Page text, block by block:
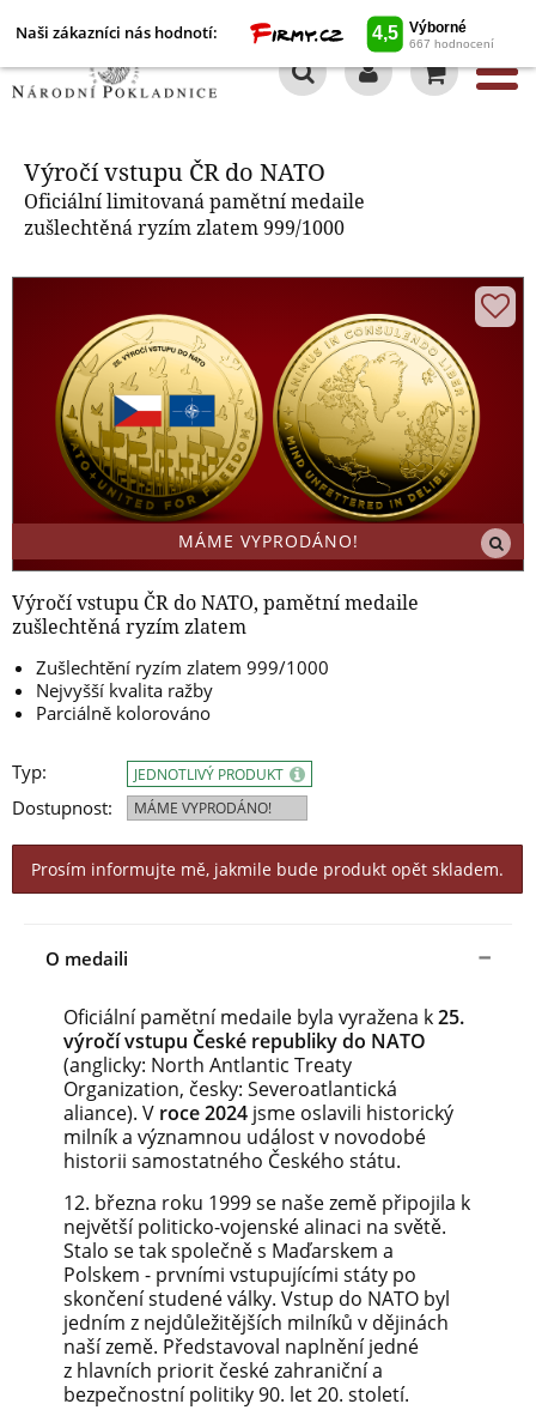
Naši zákazníci nás hodnotí:
Výročí vstupu ČR do NATO
Oficiální limitovaná pamětní medaile
zušlechtěná ryzím zlatem 999/1000
MÁME VYPRODÁNO!
Výročí vstupu ČR do NATO, pamětní medaile
zušlechtěná ryzím zlatem
Zušlechtění ryzím zlatem 999/1000
Nejvyšší kvalita ražby
Parciálně kolorováno
Typ:
Dostupnost:
JEDNOTLIVÝ PRODUKT
MÁME VYPRODÁNO!
Prosím informujte mě, jakmile bude produkt opět skladem.
O medaili
Oficiální pamětní medaile byla vyražena k25.
výročí vstupu České republiky do NATO
(anglicky: North Antlantic Treaty
Organization, česky: Severoatlantická
aliance). V roce 2024 jsme oslavili historický
milník a významnou událost v novodobé
historii samostatného Českého státu.
12. března roku 1999 se naše země připojila k
největší politicko-vojenské alinaci na světě.
Stalo se tak společně s Maďarskem a
Polskem - prvními vstupujícími státy po
skončení studené války. Vstup do NATO byl
jedním z nejdůležitějších milníků v dějinách
naší země. Představoval naplnění jedné
z hlavních priorit české zahraniční a
bezpečnostní politiky 90. let 20. století.
Výročí vstupu ČR do NATO